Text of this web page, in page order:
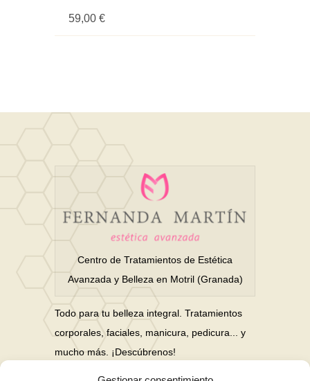
59,00 €
Centro de Tratamientos de Estética
Avanzada y Belleza en Motril (Granada)
Todo para tu belleza integral. Tratamientos
corporales, faciales, manicura, pedicura... y
mucho más. ¡Descúbrenos!